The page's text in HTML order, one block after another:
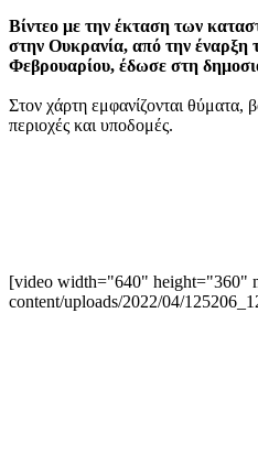
Βίντεο με την έκταση των
στην Ουκρανία, από την έναρξη
Φεβρουαρίου, έδωσε στη
Στον χάρτη εμφανίζονται θύματα,
περιοχές και υποδομές.
[video width="640" height="360"
content/uploads/2022/04/